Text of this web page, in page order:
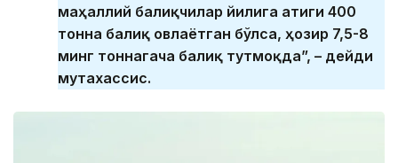
маҳаллий балиқчилар йилига атиги 400
тонна балиқ овлаётган бўлса, ҳозир 7,5-8
минг тоннагача балиқ тутмоқда”, – дейди
мутахассис.